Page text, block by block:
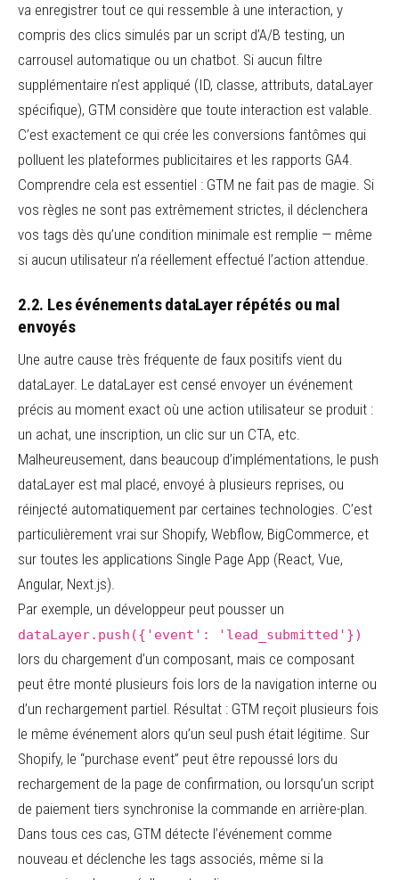
va enregistrer tout ce qui ressemble à une interaction, y
compris des clics simulés par un script d’A/B testing, un
carrousel automatique ou un chatbot. Si aucun filtre
supplémentaire n’est appliqué (ID, classe, attributs, dataLayer
spécifique), GTM considère que toute interaction est valable.
C’est exactement ce qui crée les conversions fantômes qui
polluent les plateformes publicitaires et les rapports GA4.
Comprendre cela est essentiel : GTM ne fait pas de magie. Si
vos règles ne sont pas extrêmement strictes, il déclenchera
vos tags dès qu’une condition minimale est remplie — même
si aucun utilisateur n’a réellement effectué l’action attendue.
2.2. Les événements dataLayer répétés ou mal
envoyés
Une autre cause très fréquente de faux positifs vient du
dataLayer. Le dataLayer est censé envoyer un événement
précis au moment exact où une action utilisateur se produit :
un achat, une inscription, un clic sur un CTA, etc.
Malheureusement, dans beaucoup d’implémentations, le push
dataLayer est mal placé, envoyé à plusieurs reprises, ou
réinjecté automatiquement par certaines technologies. C’est
particulièrement vrai sur Shopify, Webflow, BigCommerce, et
sur toutes les applications Single Page App (React, Vue,
Angular, Next.js).
Par exemple, un développeur peut pousser un
dataLayer.push({'event': 'lead_submitted'})
lors du chargement d’un composant, mais ce composant
peut être monté plusieurs fois lors de la navigation interne ou
d’un rechargement partiel. Résultat : GTM reçoit plusieurs fois
le même événement alors qu’un seul push était légitime. Sur
Shopify, le “purchase event” peut être repoussé lors du
rechargement de la page de confirmation, ou lorsqu’un script
de paiement tiers synchronise la commande en arrière-plan.
Dans tous ces cas, GTM détecte l’événement comme
nouveau et déclenche les tags associés, même si la